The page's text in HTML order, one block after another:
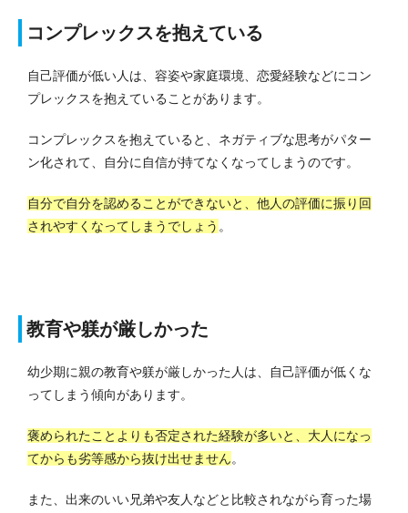
コンプレックスを抱えている
自己評価が低い人は、容姿や家庭環境、恋愛経験などにコン
プレックスを抱えていることがあります。
コンプレックスを抱えていると、ネガティブな思考がパター
ン化されて、自分に自信が持てなくなってしまうのです。
自分で自分を認めることができないと、他人の評価に振り回
されやすくなってしまうでしょう 。
教育や躾が厳しかった
幼少期に親の教育や躾が厳しかった人は、自己評価が低くな
ってしまう傾向があります。
褒められたことよりも否定された経験が多いと、大人になっ
てからも劣等感から抜け出せません。
また、出来のいい兄弟や友人などと比較されながら育った場